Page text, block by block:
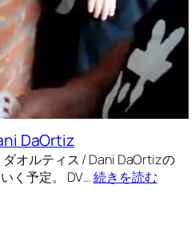
DaOrtiz
オルティス / Dani DaOrtizの
く予定。 DV…続きを読む